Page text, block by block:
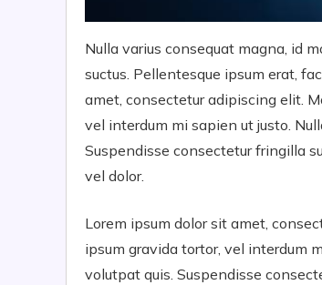
Nulla varius consequat magna, id
suctus. Pellentesque ipsum erat,
amet, consectetur adipiscing elit.
vel interdum mi sapien ut justo.
Suspendisse consectetur fringilla
vel dolor.
Lorem ipsum dolor sit amet,
ipsum gravida tortor, vel interdum
volutpat quis. Suspendisse